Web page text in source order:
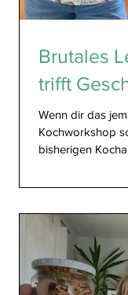
Brutales
trifft
Wenn dir das
Kochworkshop
bisherigen
getoppt hat –
Bildschirm.
Begeisterung
Tag im Büro